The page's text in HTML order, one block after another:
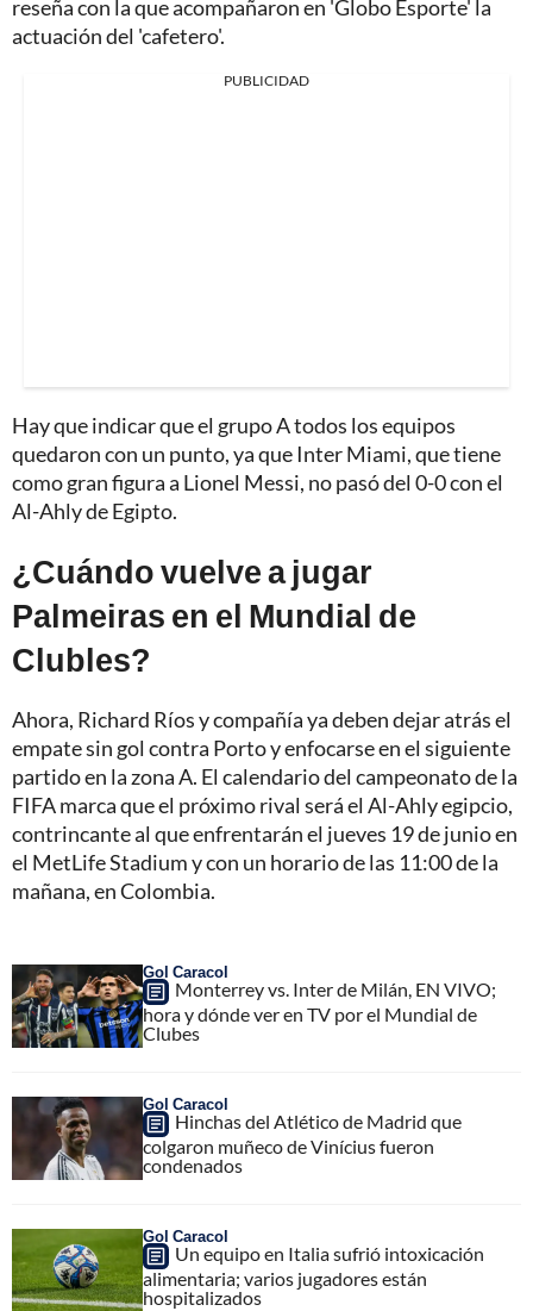
reseña con la que acompañaron en 'Globo Esporte' la
actuación del 'cafetero'.
PUBLICIDAD
Hay que indicar que el grupo A todos los equipos
quedaron con un punto, ya que Inter Miami, que tiene
como gran figura a Lionel Messi, no pasó del 0-0 con el
Al-Ahly de Egipto.
¿Cuándo vuelve a jugar
Palmeiras en el Mundial de
Clubles?
Ahora, Richard Ríos y compañía ya deben dejar atrás el
empate sin gol contra Porto y enfocarse en el siguiente
partido en la zona A. El calendario del campeonato de la
FIFA marca que el próximo rival será el Al-Ahly egipcio,
contrincante al que enfrentarán el jueves 19 de junio en
el MetLife Stadium y con un horario de las 11:00 de la
mañana, en Colombia.
Gol Caracol
Monterrey vs. Inter de Milán, EN VIVO;
hora y dónde ver en TV por el Mundial de
Clubes
Gol Caracol
Hinchas del Atlético de Madrid que
colgaron muñeco de Vinícius fueron
condenados
Gol Caracol
Un equipo en Italia sufrió intoxicación
alimentaria; varios jugadores están
hospitalizados